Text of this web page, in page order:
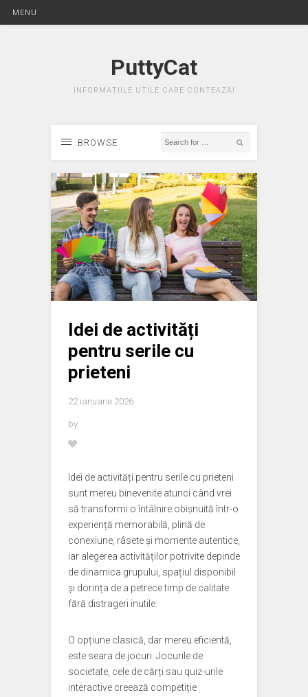
MENU
PuttyCat
INFORMAȚIILE UTILE CARE CONTEAZĂ!
BROWSE
Idei de activități
pentru serile cu
prieteni
22 ianuarie 2026
by
Idei de activități pentru serile cu prieteni
sunt mereu binevenite atunci când vrei
să transformi o întâlnire obișnuită într-o
experiență memorabilă, plină de
conexiune, râsete și momente autentice,
iar alegerea activităților potrivite depinde
de dinamica grupului, spațiul disponibil
și dorința de a petrece timp de calitate
fără distrageri inutile.
O opțiune clasică, dar mereu eficientă,
este seara de jocuri. Jocurile de
societate, cele de cărți sau quiz-urile
interactive creează competiție